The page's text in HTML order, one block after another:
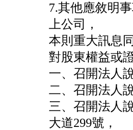
7.其他應敘明
上公司，
本則重大訊息
對股東權益或
一、召開法人
二、召開法人
三、召開法人
大道299號，